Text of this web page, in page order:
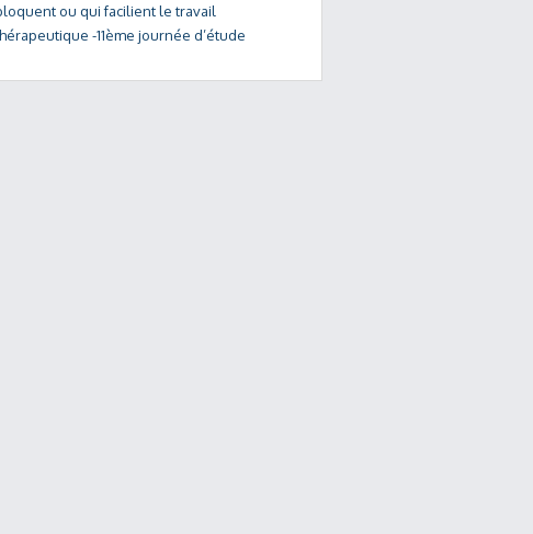
ou qui facilient le travail
-11ème journée d’étude